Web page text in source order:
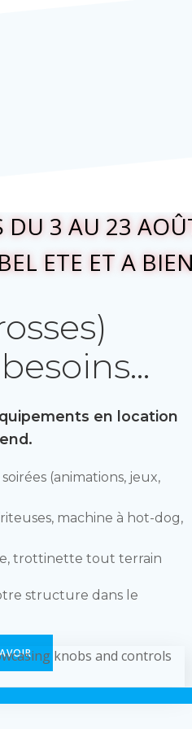
DU 3 AU 23
BEL ETE ET A
en location
(animations, jeux,
machine à hot-dog,
trottinette tout terrain
structure dans le